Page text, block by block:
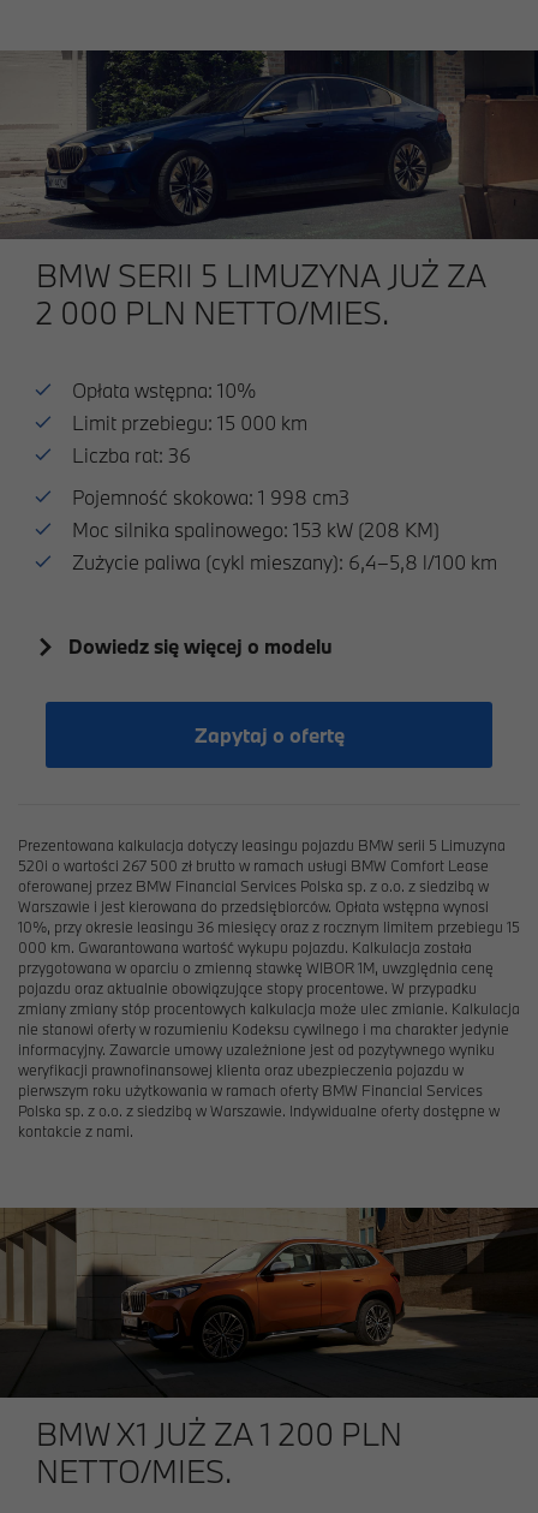
BMW SERII 5 LIMUZYNA JUŻ ZA
2 000 PLN NETTO/MIES.
Opłata wstępna: 10%
Limit przebiegu: 15 000 km
Liczba rat: 36
Pojemność skokowa: 1 998 cm3
Moc silnika spalinowego: 153 kW (208 KM)
Zużycie paliwa (cykl mieszany): 6,4–5,8 l/100 km
Dowiedz się więcej o modelu
Zapytaj o ofertę
Prezentowana kalkulacja dotyczy leasingu pojazdu BMW serii 5 Limuzyna
520i o wartości 267 500 zł brutto w ramach usługi BMW Comfort Lease
oferowanej przez BMW Financial Services Polska sp. z o.o. z siedzibą w
Warszawie i jest kierowana do przedsiębiorców. Opłata wstępna wynosi
10%, przy okresie leasingu 36 miesięcy oraz z rocznym limitem przebiegu 15
000 km. Gwarantowana wartość wykupu pojazdu. Kalkulacja została
przygotowana w oparciu o zmienną stawkę WIBOR 1M, uwzględnia cenę
pojazdu oraz aktualnie obowiązujące stopy procentowe. W przypadku
zmiany zmiany stóp procentowych kalkulacja może ulec zmianie. Kalkulacja
nie stanowi oferty w rozumieniu Kodeksu cywilnego i ma charakter jedynie
informacyjny. Zawarcie umowy uzależnione jest od pozytywnego wyniku
weryfikacji prawnofinansowej klienta oraz ubezpieczenia pojazdu w
pierwszym roku użytkowania w ramach oferty BMW Financial Services
Polska sp. z o.o. z siedzibą w Warszawie. Indywidualne oferty dostępne w
kontakcie z nami.
BMW X1 JUŻ ZA 1 200 PLN
NETTO/MIES.